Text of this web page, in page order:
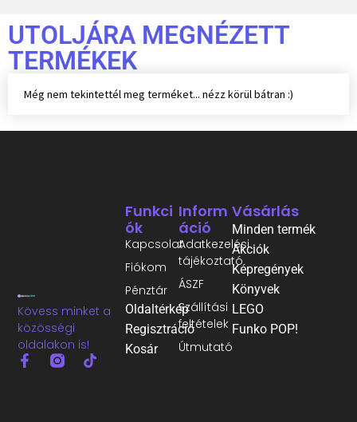
UTOLJÁRA MEGNÉZETT
TERMÉKEK
Még nem tekintettél meg terméket... nézz körül bátran :)
Kövess minket a
közösségi
oldalakon is!
Inform
Áció
Adatkezelési
tájékoztató
ÁSZF
Szállítási
feltételek
Útmutató
Funkci
Ók
Kapcsolat
Fiókom
Pénztár
Oldaltérkép
Regisztráció
Kosár
Vásárlás
Minden termék
Akciók
Képregények
Könyvek
LEGO
Funko POP!